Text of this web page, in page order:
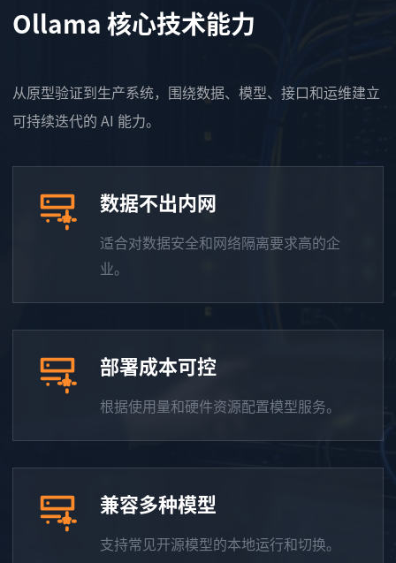
Ollama 核心技术能力
从原型验证到生产系统，围绕数据、模型、接口和运维建立
可持续迭代的 AI 能力。
数据不出内网
适合对数据安全和网络隔离要求高的企
业。
部署成本可控
根据使用量和硬件资源配置模型服务。
兼容多种模型
支持常见开源模型的本地运行和切换。